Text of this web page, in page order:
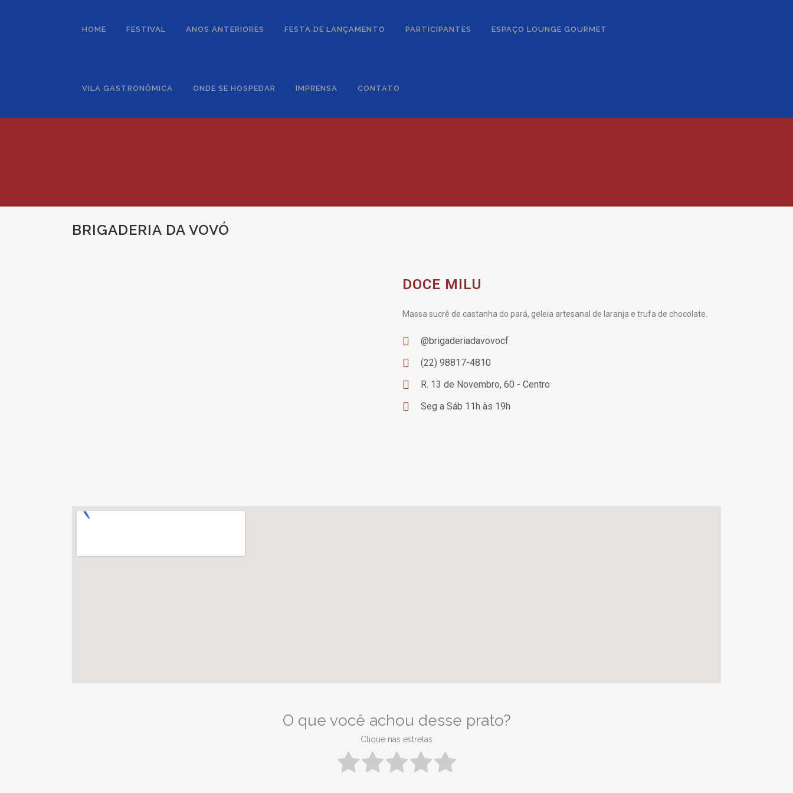
HOME FESTIVAL ANOS ANTERIORES FESTA DE LANÇAMENTO PARTICIPANTES ESPAÇO LOUNGE GOURMET
VILA GASTRONÔMICA ONDE SE HOSPEDAR IMPRENSA CONTATO
BRIGADERIA DA VOVÓ
DOCE MILU
Massa sucrê de castanha do pará, geleia artesanal de laranja e trufa de chocolate.
@brigaderiadavovocf
‭(22) 98817-4810‬
R. 13 de Novembro, 60 - Centro
Seg a Sáb 11h às 19h
O que você achou desse prato?
Clique nas estrelas